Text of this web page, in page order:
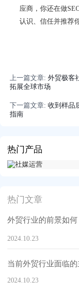
热门产品
热门文章
2024.10.23
当前外贸行业面临
2024.10.23
应商，你还在做
认识、信任并推荐
上一篇文章: 外贸极客
拓展全球市场
下一篇文章: 收到样品
指南